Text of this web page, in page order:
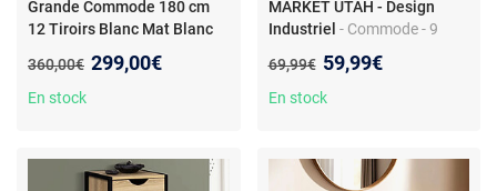
Grande Commode 180 cm
12 Tiroirs Blanc Mat Blanc
180x33,5x92,5 cm
Ancien prix :
360,00€ Nouveau prix :
299,00€
En stock
MARKET UTAH - Design
Industriel - Commode - 9
métal - Pieds métal - 115 x 30
x 70 cm
Ancien prix :
69,99€ Nouveau prix :
59,99€
En stock